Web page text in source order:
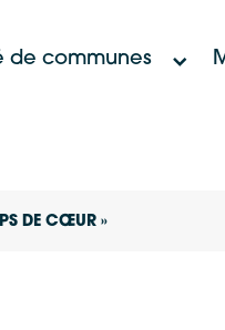
de communes
DE CŒUR »